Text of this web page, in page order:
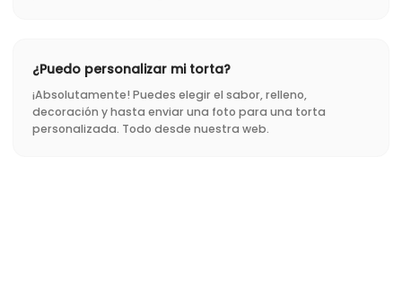
¿Puedo personalizar mi torta?
¡Absolutamente! Puedes elegir el sabor, relleno,
decoración y hasta enviar una foto para una torta
personalizada. Todo desde nuestra web.